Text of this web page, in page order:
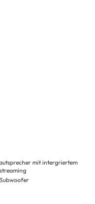
mit intergriertem
Subwoofer